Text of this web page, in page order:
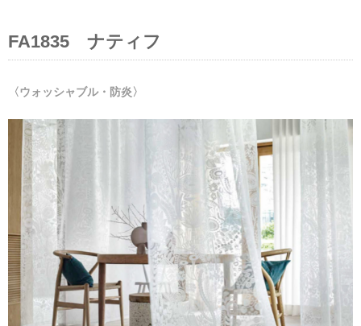
FA1835 ナティフ
〈ウォッシャブル・防炎〉